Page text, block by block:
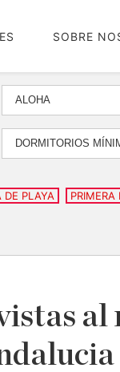
SOBRE
ALOHA
DORMITORIOS
DE PLAYA PRIMERA
al